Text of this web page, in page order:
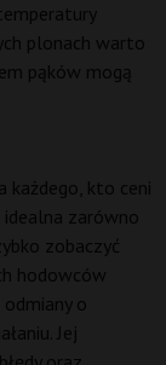
plonach warto
pąków mogą
każdego, kto ceni
zarówno
zobaczyć
hodowców
o
Jej